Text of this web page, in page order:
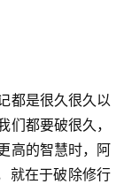
都是很久很久以
都要破很久，
高的智慧时，阿
就在于破除修行